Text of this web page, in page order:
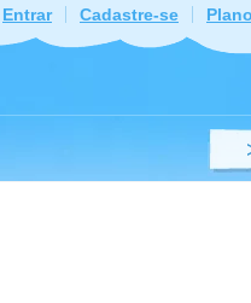
Entrar Cadastre-se